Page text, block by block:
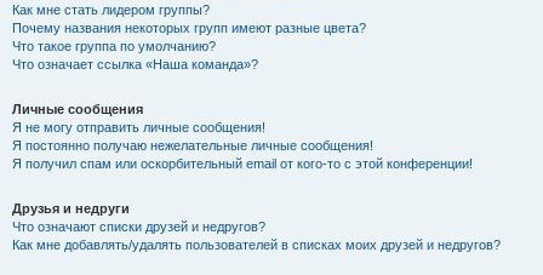
Как мне стать лидером группы?
Почему названия некоторых групп имеют разные цвета?
Что такое группа по умолчанию?
Что означает ссылка «Наша команда»?
Личные сообщения
Я не могу отправить личные сообщения!
Я постоянно получаю нежелательные личные сообщения!
Я получил спам или оскорбительный email от кого-то с этой конференции!
Друзья и недруги
Что означают списки друзей и недругов?
Как мне добавлять/удалять пользователей в списках моих друзей и недругов?